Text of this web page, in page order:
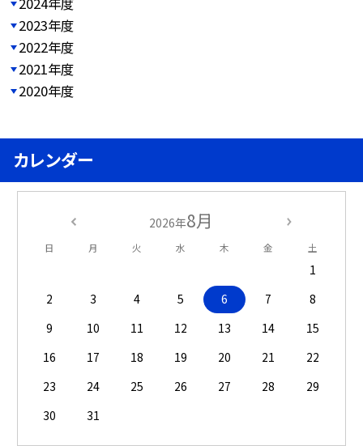
2023年度
2022年度
2021年度
2020年度
カレンダー
2026年8月
日 月 火 水 木 金 土
1
2
3 4 5 6 7
8
9
10 11 12 13 14
15
16
17 18 19 20 21
22
23
24 25 26 27 28
29
30
31